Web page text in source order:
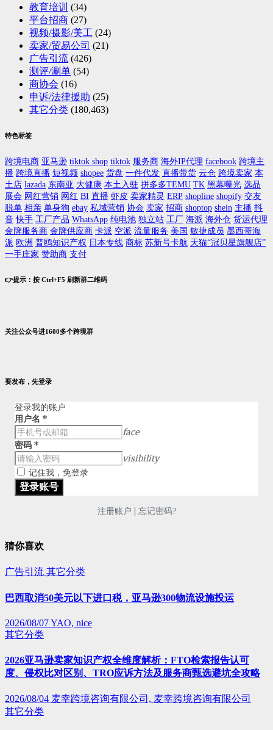
教育培训 (34)
平台招商 (27)
视频/摄影/美工 (24)
卖家/贸易公司 (21)
广告引流 (426)
测评/涮单 (54)
商协会 (16)
申诉/法律援助 (25)
其它分类 (180,463)
特色标签
跨境电商 亚马逊 tiktok shop tiktok 服务商 海外IP代理 facebook 跨境主
播 跨境直播 短视频 shopee 货盘 一件代发 直播带货 云仓 跨境卖家 本
土店 lazada 东南亚 大健康 本土入驻 拼多多TEMU TK 黑幕曝光 选品
展会 网红营销 网红 BI 直播 虾皮 卖家精灵 ERP shopline shopify 交友
脱单 相亲 单身狗 ebay 私域营销 协会 卖家 招商 shoptop shein 主播 抖
音 快手 工厂产品 WhatsApp 纯电池 独立站 工厂 海派 海外仓 货运代理
金牌服务商 金牌供应商 卡派 空派 流量服务 美国 敏捷成员 墨西哥海
派 欧洲 普鸥知识产权 日本专线 商标 苏新号卡航 天猫“冠贝星旗舰店”
一手庄家 赞助商 支付
👉提示：按 Ctrl+F5 刷新群二维码
关注公众号进1600多个跨境群
要发布，先登录
登录我的账户
用户名 *
face
密码 *
visibility
记住我，免登录
注册账户 | 忘记密码?
猜你喜欢
广告引流 其它分类
巴西取消50美元以下进口税，亚马逊300物流设施投运
2026/08/07YAO, nice
其它分类
2026亚马逊卖家知识产权全维度解析：FTO检索报告认可
度、侵权比对区别、TRO应诉方法及服务商甄选避坑全攻略
2026/08/04 麦幸跨境咨询有限公司, 麦幸跨境咨询有限公司
其它分类